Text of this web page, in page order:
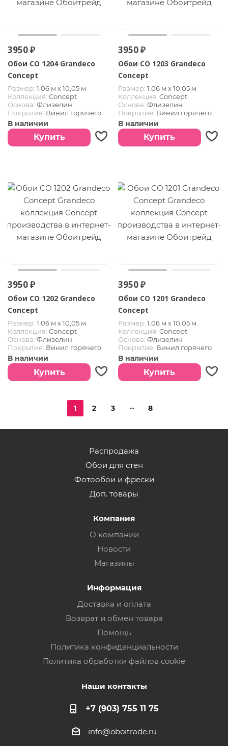
3950 ₽
Обои CO 1204 Grandeco
Concept
Размер: 1.06 м х 10,05 м
Коллекция: Concept
Основа: Флизелин
Покрытие: Винил горячего
тиснения
В наличии
Купить
3950 ₽
Обои CO 1203 Grandeco
Concept
Размер: 1.06 м х 10,05 м
Коллекция: Concept
Основа: Флизелин
Покрытие: Винил горячего
тиснения
В наличии
Купить
3950 ₽
Обои CO 1202 Grandeco
Concept
Размер: 1.06 м х 10,05 м
Коллекция: Concept
Основа: Флизелин
Покрытие: Винил горячего
тиснения
В наличии
Купить
3950 ₽
Обои CO 1201 Grandeco
Concept
Размер: 1.06 м х 10,05 м
Коллекция: Concept
Основа: Флизелин
Покрытие: Винил горячего
тиснения
В наличии
Купить
1 2 3 8
Распродажа
Обои для стен
Фотообои и фрески
Доп. товары
Компания
О компании
Новости
Магазины
Информация
Доставка и оплата
Возврат и обмен товара
Помощь
Политика конфиденциальности
Политика обработки файлов cookie
Наши контакты
+7 (903) 755 11 75
info@oboitrade.ru